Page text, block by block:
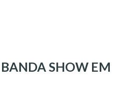
SHOW EM